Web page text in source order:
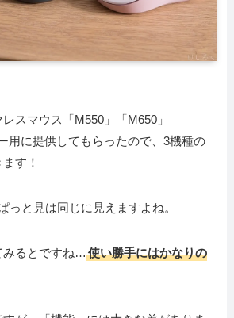
スマウス「M550」「M650」
用に提供してもらったので、3機種の
す！
っと見は同じに見えますよね。
みるとですね…使い勝手にはかなりの